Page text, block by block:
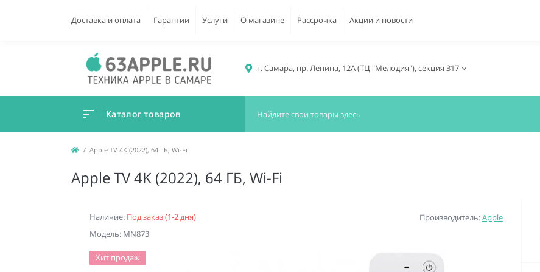
Доставка и оплата Гарантии Услуги О магазине Рассрочка Акции и новости
г. Самара, пр. Ленина, 12А (ТЦ "Мелодия"), секция 317
Каталог товаров
Apple TV 4K (2022), 64 ГБ, Wi-Fi
Apple TV 4K (2022), 64 ГБ, Wi-Fi
Наличие: Под заказ (1-2 дня)
Модель: MN873
Производитель:Apple
Хит продаж